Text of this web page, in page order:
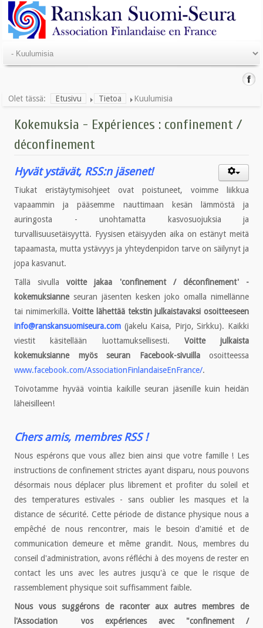
Olet tässä: Etusivu Tietoa Kuulumisia
Kokemuksia - Expériences : confinement /
déconfinement
Hyvät ystävät, RSS:n jäsenet!
Tiukat eristäytymisohjeet ovat poistuneet, voimme liikkua
vapaammin ja pääsemme nauttimaan kesän lämmöstä ja
auringosta - unohtamatta kasvosuojuksia ja
turvallisuusetäisyyttä. Fyysisen etäisyyden aika on estänyt meitä
tapaamasta, mutta ystävyys ja yhteydenpidon tarve on säilynyt ja
jopa kasvanut.
Tällä sivullavoitte jakaa 'confinement / déconfinement' -
kokemuksianneseuran jäsenten kesken joko omalla nimellänne
tai nimimerkillä.Voitte lähettää tekstin julkaistavaksi osoitteeseen
info@ranskansuomiseura.com (jakelu Kaisa, Pirjo, Sirkku). Kaikki
viestit käsitellään luottamuksellisesti. Voitte julkaista
kokemuksianne myös seuran Facebook-sivuillaosoitteessa
www.facebook.com/AssociationFinlandaiseEnFrance/.
Toivotamme hyvää vointia kaikille seuran jäsenille kuin heidän
läheisilleen!
Chers amis, membres RSS !
Nous espérons que vous allez bien ainsi que votre famille ! Les
instructions de confinement strictes ayant disparu, nous pouvons
désormais nous déplacer plus librement et profiter du soleil et
des temperatures estivales - sans oublier les masques et la
distance de sécurité. Cette période de distance physique nous a
empêché de nous rencontrer, mais le besoin d'amitié et de
communication demeure et même grandit. Nous, membres du
conseil d'administration, avons réfléchi à des moyens de rester en
contact les uns avec les autres jusqu'à ce que le risque de
rassemblement physique soit suffisamment faible.
Nous vous suggérons de raconter aux autres membres de
l'Association vos expériences avec "confinement /